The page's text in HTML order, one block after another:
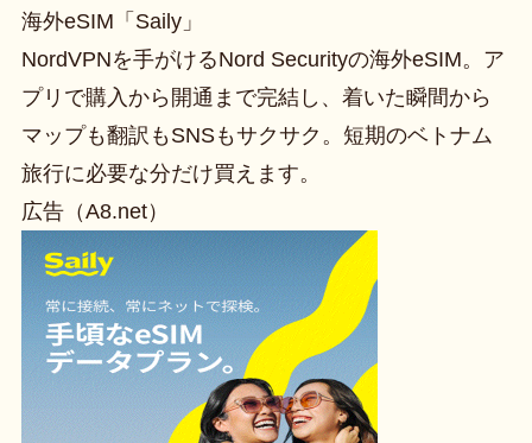
海外eSIM「Saily」
NordVPNを手がけるNord Securityの海外eSIM。ア
プリで購入から開通まで完結し、着いた瞬間から
マップも翻訳もSNSもサクサク。短期のベトナム
旅行に必要な分だけ買えます。
広告（A8.net）